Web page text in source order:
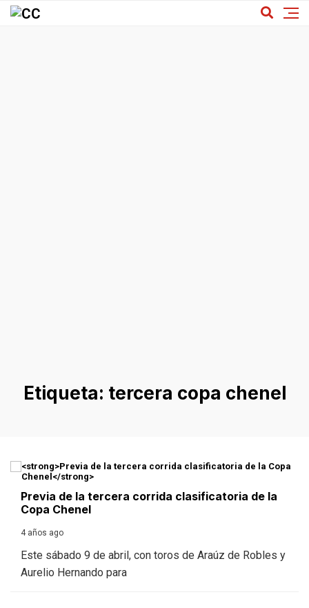
Etiqueta: tercera copa chenel
Previa de la tercera corrida clasificatoria de la
Copa Chenel
4 años ago
Este sábado 9 de abril, con toros de Araúz de Robles y
Aurelio Hernando para